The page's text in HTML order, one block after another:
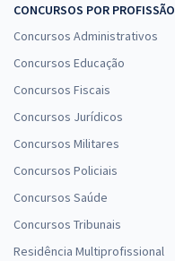
CONCURSOS POR PROFISSÃO
Concursos Administrativos
Concursos Educação
Concursos Fiscais
Concursos Jurídicos
Concursos Militares
Concursos Policiais
Concursos Saúde
Concursos Tribunais
Residência Multiprofissional